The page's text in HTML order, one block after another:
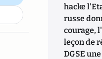
hacke
russe
courage,
leçon de
DGSE